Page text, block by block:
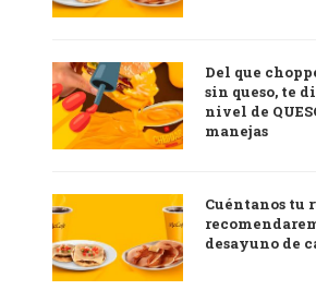
Del que
sin queso, te
nivel de
manejas
Cuéntanos tu
desayuno de